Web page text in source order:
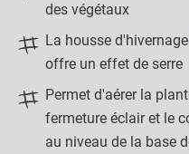
des végétaux
La housse d'hivernage
offre un effet de serre
Permet d'aérer la
fermeture éclair et le
au niveau de la base